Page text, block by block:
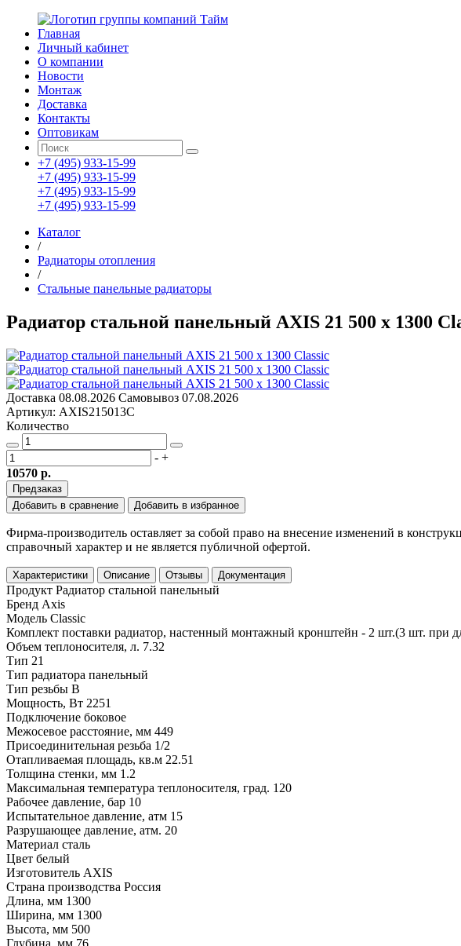
Главная
Личный кабинет
О компании
Новости
Монтаж
Доставка
Контакты
Оптовикам
+7 (495) 933-15-99
+7 (495) 933-15-99
+7 (495) 933-15-99
+7 (495) 933-15-99
Каталог
/
Радиаторы отопления
/
Стальные панельные радиаторы
Радиатор стальной панельный AXIS 21 500 x 1300
Доставка 08.08.2026 Самовывоз 07.08.2026
Артикул: AXIS215013C
Количество
- +
10570 р.
Предзаказ
Добавить в сравнение
Добавить в избранное
Фирма-производитель оставляет за собой право на внесение изменений в
справочный характер и не является публичной офертой.
Характеристики Описание Отзывы Документация
Продукт Радиатор стальной панельный
Бренд Axis
Модель Classic
Комплект поставки радиатор, настенный монтажный кронштейн - 2 шт.(3 шт. при
Объем теплоносителя, л. 7.32
Тип 21
Тип радиатора панельный
Тип резьбы В
Мощность, Вт 2251
Подключение боковое
Межосевое расстояние, мм 449
Присоединительная резьба 1/2
Отапливаемая площадь, кв.м 22.51
Толщина стенки, мм 1.2
Максимальная температура теплоносителя, град. 120
Рабочее давление, бар 10
Испытательное давление, атм 15
Разрушающее давление, атм. 20
Материал сталь
Цвет белый
Изготовитель AXIS
Страна производства Россия
Длина, мм 1300
Ширина, мм 1300
Высота, мм 500
Глубина, мм 76